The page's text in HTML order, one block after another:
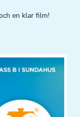
en klar film!